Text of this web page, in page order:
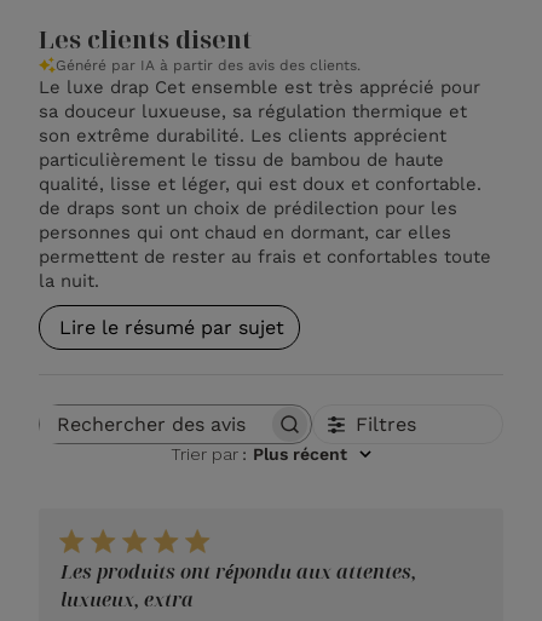
Les clients disent
Généré par IA à partir des avis des clients.
Le luxe drap Cet ensemble est très apprécié pour
sa douceur luxueuse, sa régulation thermique et
son extrême durabilité. Les clients apprécient
particulièrement le tissu de bambou de haute
qualité, lisse et léger, qui est doux et confortable.
de draps sont un choix de prédilection pour les
personnes qui ont chaud en dormant, car elles
permettent de rester au frais et confortables toute
la nuit.
Lire le résumé par sujet
Rechercher des avis Filtres
Trier par : Plus récent
Les produits ont répondu aux attentes,
luxueux, extra